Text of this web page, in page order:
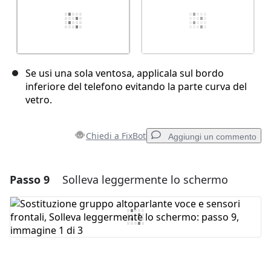
Se usi una sola ventosa, applicala sul bordo
inferiore del telefono evitando la parte curva del
vetro.
Chiedi a FixBot Aggiungi un commento
Aggiungi un commento
Aggiungi Commento
Passo 9 Solleva leggermente lo schermo